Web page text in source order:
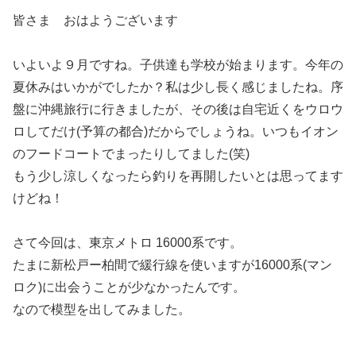
皆さま おはようございます
いよいよ９月ですね。子供達も学校が始まります。今年の
夏休みはいかがでしたか？私は少し長く感じましたね。序
盤に沖縄旅行に行きましたが、その後は自宅近くをウロウ
ロしてだけ(予算の都合)だからでしょうね。いつもイオン
のフードコートでまったりしてました(笑)
もう少し涼しくなったら釣りを再開したいとは思ってます
けどね！
さて今回は、東京メトロ 16000系です。
たまに新松戸ー柏間で緩行線を使いますが16000系(マン
ロク)に出会うことが少なかったんです。
なので模型を出してみました。